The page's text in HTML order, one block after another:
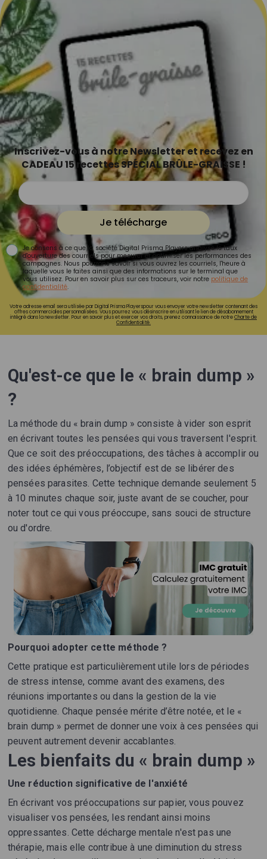
Inscrivez-vous à notre Newsletter et recevez en
CADEAU 15 recettes SPÉCIAL BRÛLE-GRAISSE !
Je télécharge
Je consens à ce que la société Digital Prisma Players analyse le taux
d'ouverture des courriels pour mesurer et optimiser les performances des
campagnes. Nous pourrons savoir si vous ouvrez les courriels, l'heure à
laquelle vous le faites ainsi que des informations sur le terminal que
vous utilisez. Pour en savoir plus sur ces traceurs, voir notre politique de
confidentialité.
Votre adresse email sera utilisée par Digital Prisma Playerspour vous envoyer votre newsletter contenant des
offres commerciales personnalisées. Vous pourrez vous désinscrire en utilisant le lien de désabonnement
intégré dans la newsletter. Pour en savoir plus et exercer vos droits, prenez connaissance de notreCharte de
Confidentialité.
Qu'est-ce que le « brain dump »
?
La méthode du « brain dump » consiste à vider son esprit
en écrivant toutes les pensées qui vous traversent l'esprit.
Que ce soit des préoccupations, des tâches à accomplir ou
des idées éphémères, l’objectif est de se libérer des
pensées parasites. Cette technique demande seulement 5
à 10 minutes chaque soir, juste avant de se coucher, pour
noter tout ce qui vous préoccupe, sans souci de structure
ou d'ordre.
Pourquoi adopter cette méthode ?
Cette pratique est particulièrement utile lors de périodes
de stress intense, comme avant des examens, des
réunions importantes ou dans la gestion de la vie
quotidienne. Chaque pensée mérite d’être notée, et le «
brain dump » permet de donner une voix à ces pensées qui
peuvent autrement devenir accablantes.
Les bienfaits du « brain dump »
Une réduction significative de l'anxiété
En écrivant vos préoccupations sur papier, vous pouvez
visualiser vos pensées, les rendant ainsi moins
oppressantes. Cette décharge mentale n'est pas une
thérapie, mais elle contribue à une diminution du stress